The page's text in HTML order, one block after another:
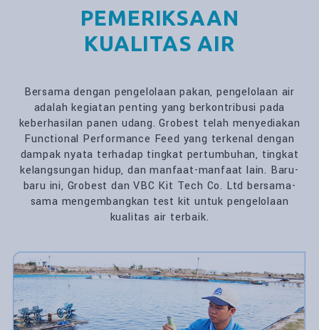
PEMERIKSAAN
KUALITAS AIR
Bersama dengan pengelolaan pakan, pengelolaan air
adalah kegiatan penting yang berkontribusi pada
keberhasilan panen udang. Grobest telah menyediakan
Functional Performance Feed yang terkenal dengan
dampak nyata terhadap tingkat pertumbuhan, tingkat
kelangsungan hidup, dan manfaat-manfaat lain. Baru-
baru ini, Grobest dan VBC Kit Tech Co. Ltd bersama-
sama mengembangkan test kit untuk pengelolaan
kualitas air terbaik.